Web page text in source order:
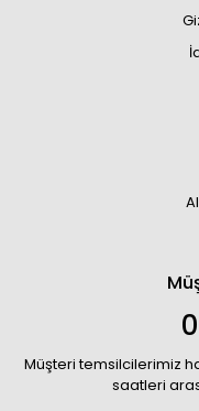
Müşteri temsilcilerimiz
saatleri